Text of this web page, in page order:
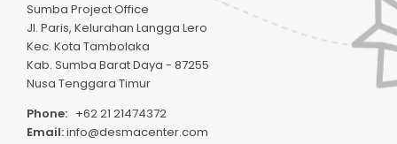
Sumba Project Office
Jl. Paris, Kelurahan Langga Lero
Kec. Kota Tambolaka
Kab. Sumba Barat Daya - 87255
Nusa Tenggara Timur
Phone: +62 21 21474372
Email:info@desmacenter.com